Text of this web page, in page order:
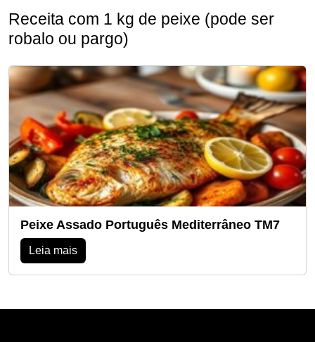
Receita com 1 kg de peixe (pode ser
robalo ou pargo)
Peixe Assado Português Mediterrâneo TM7
Leia mais